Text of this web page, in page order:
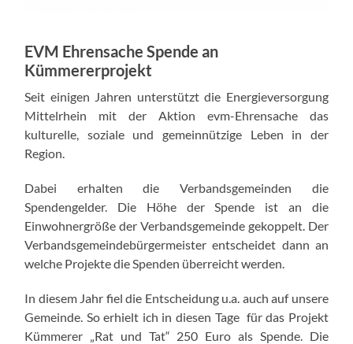
EVM Ehrensache Spende an
Kümmererprojekt
Seit einigen Jahren unterstützt die Energieversorgung
Mittelrhein mit der Aktion evm-Ehrensache das
kulturelle, soziale und gemeinnützige Leben in der
Region.
Dabei erhalten die Verbandsgemeinden die
Spendengelder. Die Höhe der Spende ist an die
Einwohnergröße der Verbandsgemeinde gekoppelt. Der
Verbandsgemeindebürgermeister entscheidet dann an
welche Projekte die Spenden überreicht werden.
In diesem Jahr fiel die Entscheidung u.a. auch auf unsere
Gemeinde. So erhielt ich in diesen Tage für das Projekt
Kümmerer „Rat und Tat“ 250 Euro als Spende. Die